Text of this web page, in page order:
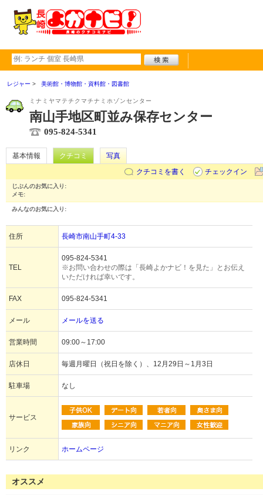
レジャー 美術館・博物館・資料館・図書館
ミナミヤマテチクマチナミホゾンセンター
南山手地区町並み保存センター
095-824-5341
基本情報 クチコミ
写真
クチコミを書く
チェックイン
じぶんのお気に入り:
メモ:
みんなのお気に入り:
住所 長崎市南山手町4-33
TEL
095-824-5341
※お問い合わせの際は「長崎よかナビ！を見た」とお伝え
いただければ幸いです。
FAX 095-824-5341
メール メールを送る
営業時間 09:00～17:00
店休日 毎週月曜日（祝日を除く）、12月29日～1月3日
駐車場 なし
サービス
リンク ホームページ
オススメ